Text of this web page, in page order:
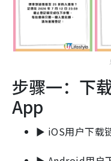
步骤一：下
App
► iOS用户下载